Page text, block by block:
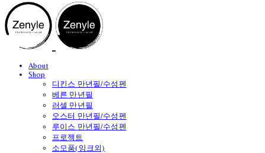
About
Shop
디킨스 만년필/수성펜
베른 만년필
러셀 만년필
오스터 만년필/수성펜
루이스 만년필/수성펜
프로젝트
소모품(잉크외)